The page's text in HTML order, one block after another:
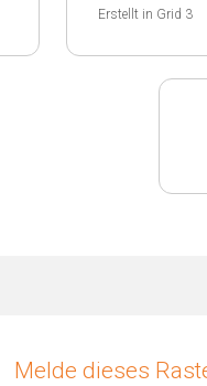
Erstellt in Grid 3
Melde dieses